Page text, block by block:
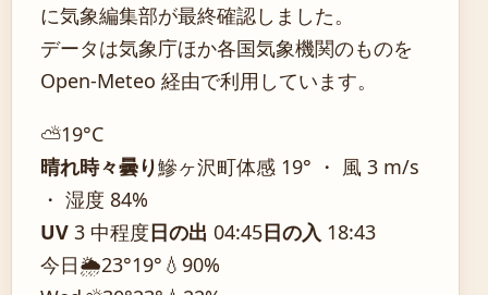
に気象編集部が最終確認しました。
データは気象庁ほか各国気象機関のものを
Open-Meteo 経由で利用しています。
⛅19°C
晴れ時々曇り鰺ヶ沢町体感 19° ・ 風 3 m/s
・ 湿度 84%
UV 3 中程度日の出 04:45日の入 18:43
今日🌦️23°19° 💧90%